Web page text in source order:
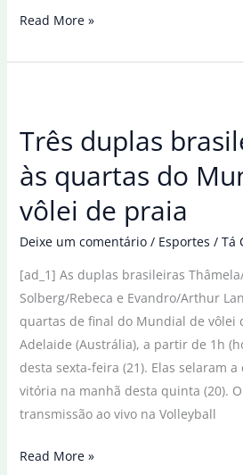
Brasil
Itália
nas
da
Copa
Mundo
de
futsal
Read More »
Três duplas
às quartas do
vôlei de praia
Deixe um comentário / Esportes / Tá
[ad_1] As duplas brasileiras
Solberg/Rebeca e Evandro/Arthur
quartas de final do Mundial de vôlei
Adelaide (Austrália), a partir de 1h
desta sexta-feira (21). Elas selaram a
vitória na manhã desta quinta (20).
transmissão ao vivo na Volleyball
Três
Read More »